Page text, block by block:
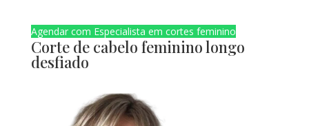
Agendar com Especialista em cortes feminino
Corte de cabelo feminino longo
desfiado